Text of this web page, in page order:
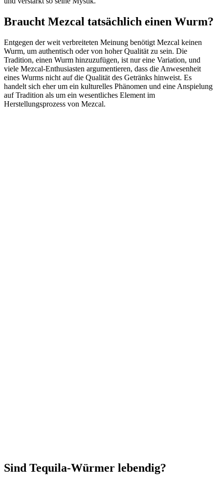
Braucht Mezcal tatsächlich einen Wurm?
Entgegen der weit verbreiteten Meinung benötigt Mezcal keinen
Wurm, um authentisch oder von hoher Qualität zu sein. Die
Tradition, einen Wurm hinzuzufügen, ist nur eine Variation, und
viele Mezcal-Enthusiasten argumentieren, dass die Anwesenheit
eines Wurms nicht auf die Qualität des Getränks hinweist. Es
handelt sich eher um ein kulturelles Phänomen und eine Anspielung
auf Tradition als um ein wesentliches Element im
Herstellungsprozess von Mezcal.
Sind Tequila-Würmer lebendig?